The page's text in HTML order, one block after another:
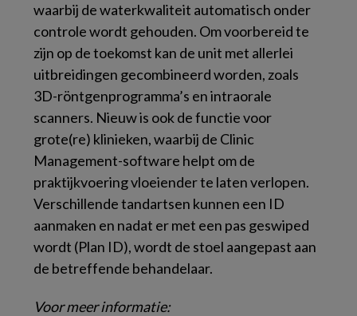
waarbij de waterkwaliteit automatisch onder
controle wordt gehouden. Om voorbereid te
zijn op de toekomst kan de unit met allerlei
uitbreidingen gecombineerd worden, zoals
3D-röntgenprogramma’s en intraorale
scanners. Nieuw is ook de functie voor
grote(re) klinieken, waarbij de Clinic
Management-software helpt om de
praktijkvoering vloeiender te laten verlopen.
Verschillende tandartsen kunnen een ID
aanmaken en nadat er met een pas geswiped
wordt (Plan ID), wordt de stoel aangepast aan
de betreffende behandelaar.
Voor meer informatie: